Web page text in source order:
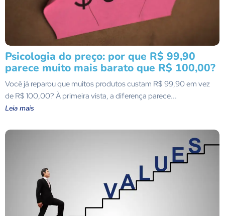
Psicologia do preço: por que R$ 99,90
parece muito mais barato que R$ 100,00?
Você já reparou que muitos produtos custam R$ 99,90 em vez
de R$ 100,00? À primeira vista, a diferença parece...
Leia mais